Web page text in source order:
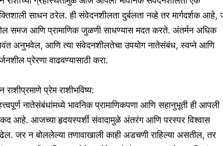
साधन ठरेल. ही संवेदनशीलता दुर्बलता नव्हे तर मार्गदर्शक आहे,
समज आणि प्रामाणिक जुळणी साधण्यास मदत करते. अंतर्मन अधिक
अनुभवेल, आणि त्या संवेदनशीलतेचा उपयोग नातेसंबंध, स्वप्ने आणि
प्रेरणा वाढवण्यासाठी करा.
राशीप्रमाणे प्रेम राशीभविष्य:
नातेसंबंधांमध्ये भावनिक प्रामाणिकपणा आणि सहानुभूती ही आपली
आहे. आजच्या हृदयस्पर्शी संवादामुळे अंतरंग आणि परस्पर विश्वास
जर न बोललेल्या तणावाखाली काही अडचणी राहिल्या असतील, तर